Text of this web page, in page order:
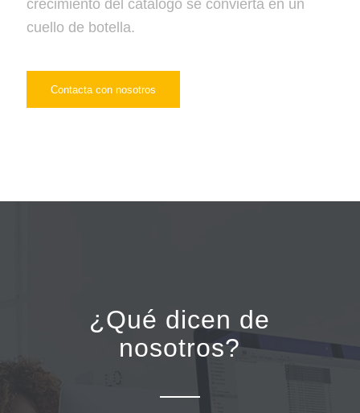
crecimiento del catálogo se convierta en un
cuello de botella.
Contacta con nosotros
¿Qué dicen de
nosotros?